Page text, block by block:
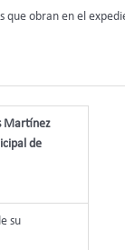
que obran en el
Martínez
de
su